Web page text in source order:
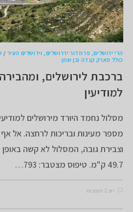
הרי ירושלים, פרוזדור יררושלים, וירושלים העיר /
כולל פארק קנדה ובן שמן
ברכבת לירושלים,
למודיעין
מסלול נחמד היורד מירושלים
מספר מעינות ובריכות לרחצה. אל
וצבירת גובה, המסלול לא קשה באופן
49.7 ק"מ. טיפוס מצטבר: 793…
יש 2 תגובות